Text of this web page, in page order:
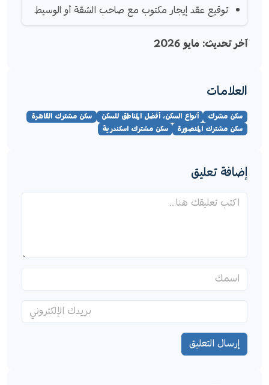
توقيع عقد إيجار مكتوب مع صاحب الشقة أو الوسيط
آخر تحديث: مايو 2026
العلامات
سكن مشرك أنواع السكن، أفضل المناطق للسكن
سكن مشترك القاهرة
سكن مشترك المنصورة
سكن مشترك اسكندرية
إضافة تعليق
إرسال التعليق